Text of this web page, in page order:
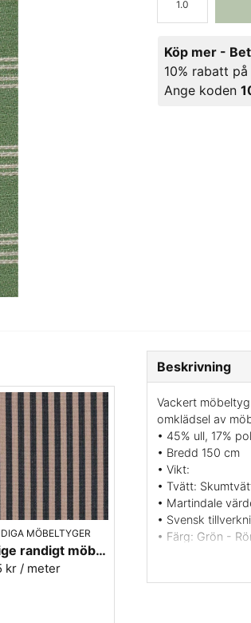
Köp mer -
10% rabatt
Ange koden
MÖBELTYGER
Beige randigt möbeltyg - Lill rand nr.391
kr / meter
Beskrivning
Vackert
omklädsel av
• 45% ull, 17%
• Bredd 150 cm
• Vikt:
• Tvätt:
• Martindale
• Svensk
• Färg: Grön -
• Rapporthöjd: